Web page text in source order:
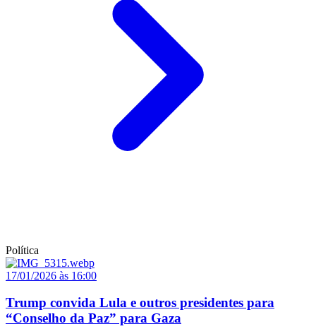
Política
17/01/2026 às 16:00
Trump convida Lula e outros presidentes para
“Conselho da Paz” para Gaza